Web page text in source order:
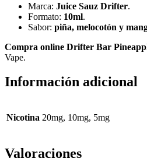
Marca: Juice Sauz Drifter.
Formato: 10ml.
Sabor: piña, melocotón y
Compra online Drifter Bar
Vape.
Información adicional
Nicotina 20mg, 10mg, 5mg
Valoraciones